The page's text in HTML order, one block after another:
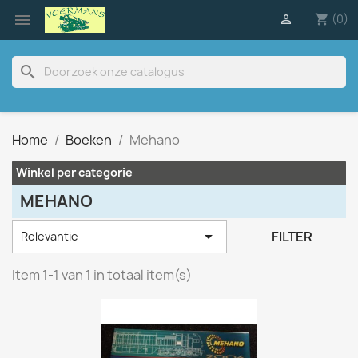
 shopping_cart (0)

search
Home Boeken Mehano
Winkel per categorie
MEHANO
Relevantie  FILTER
Item 1-1 van 1 in totaal item(s)